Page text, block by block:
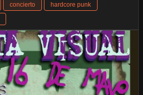
concierto
hardcore punk